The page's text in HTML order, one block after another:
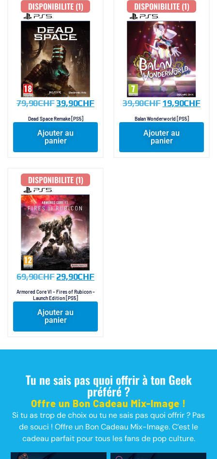
DISPONIBILITE (1)
79,90CHF39,90CHF
Dead Space Remake [PS5]
Ajouter au
panier
DISPONIBILITE (1)
39,90CHF 19,90CHF
Balan Wonderworld [PS5]
Ajouter au
panier
DISPONIBILITE (1)
69,90CHF 29,90CHF
Armored Core VI – Fires of Rubicon –
Launch Edition [PS5]
Ajouter au
panier
Tu ne sais pas quoi offrir à ton Geek
préféré ?
Offre un Bon Cadeau Mix-Image !
Si tu as trop de choix ou tu ne sais pas quoi offrir ? Pas
de souci ! Offre un Bon Cadeau Mix-Image. C’est le
cadeau parfait pour tous les fans de pop culture.